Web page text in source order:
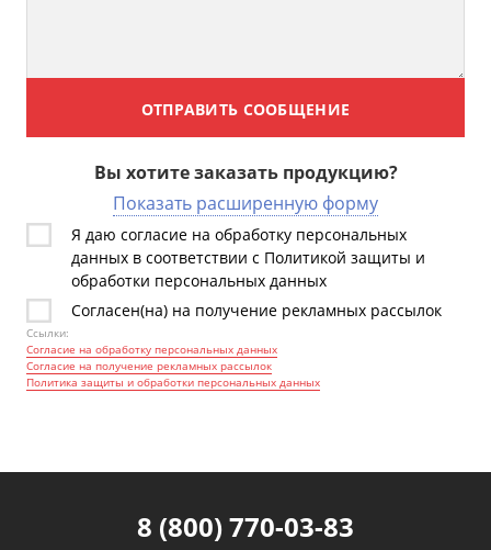
ОТПРАВИТЬ СООБЩЕНИЕ
Вы хотите заказать продукцию?
Показать расширенную форму
Я даю согласие на обработку персональных
данных в соответствии с Политикой защиты и
обработки персональных данных
Согласен(на) на получение рекламных рассылок
Ссылки:
Согласие на обработку персональных данных
Согласие на получение рекламных рассылок
Политика защиты и обработки персональных данных
8 (800) 770-03-83